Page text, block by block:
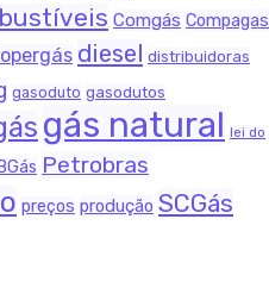
Comgás Compagas
diesel distribuidoras
gasoduto gasodutos
gás natural lei do
Petrobras
preços produção SCGás